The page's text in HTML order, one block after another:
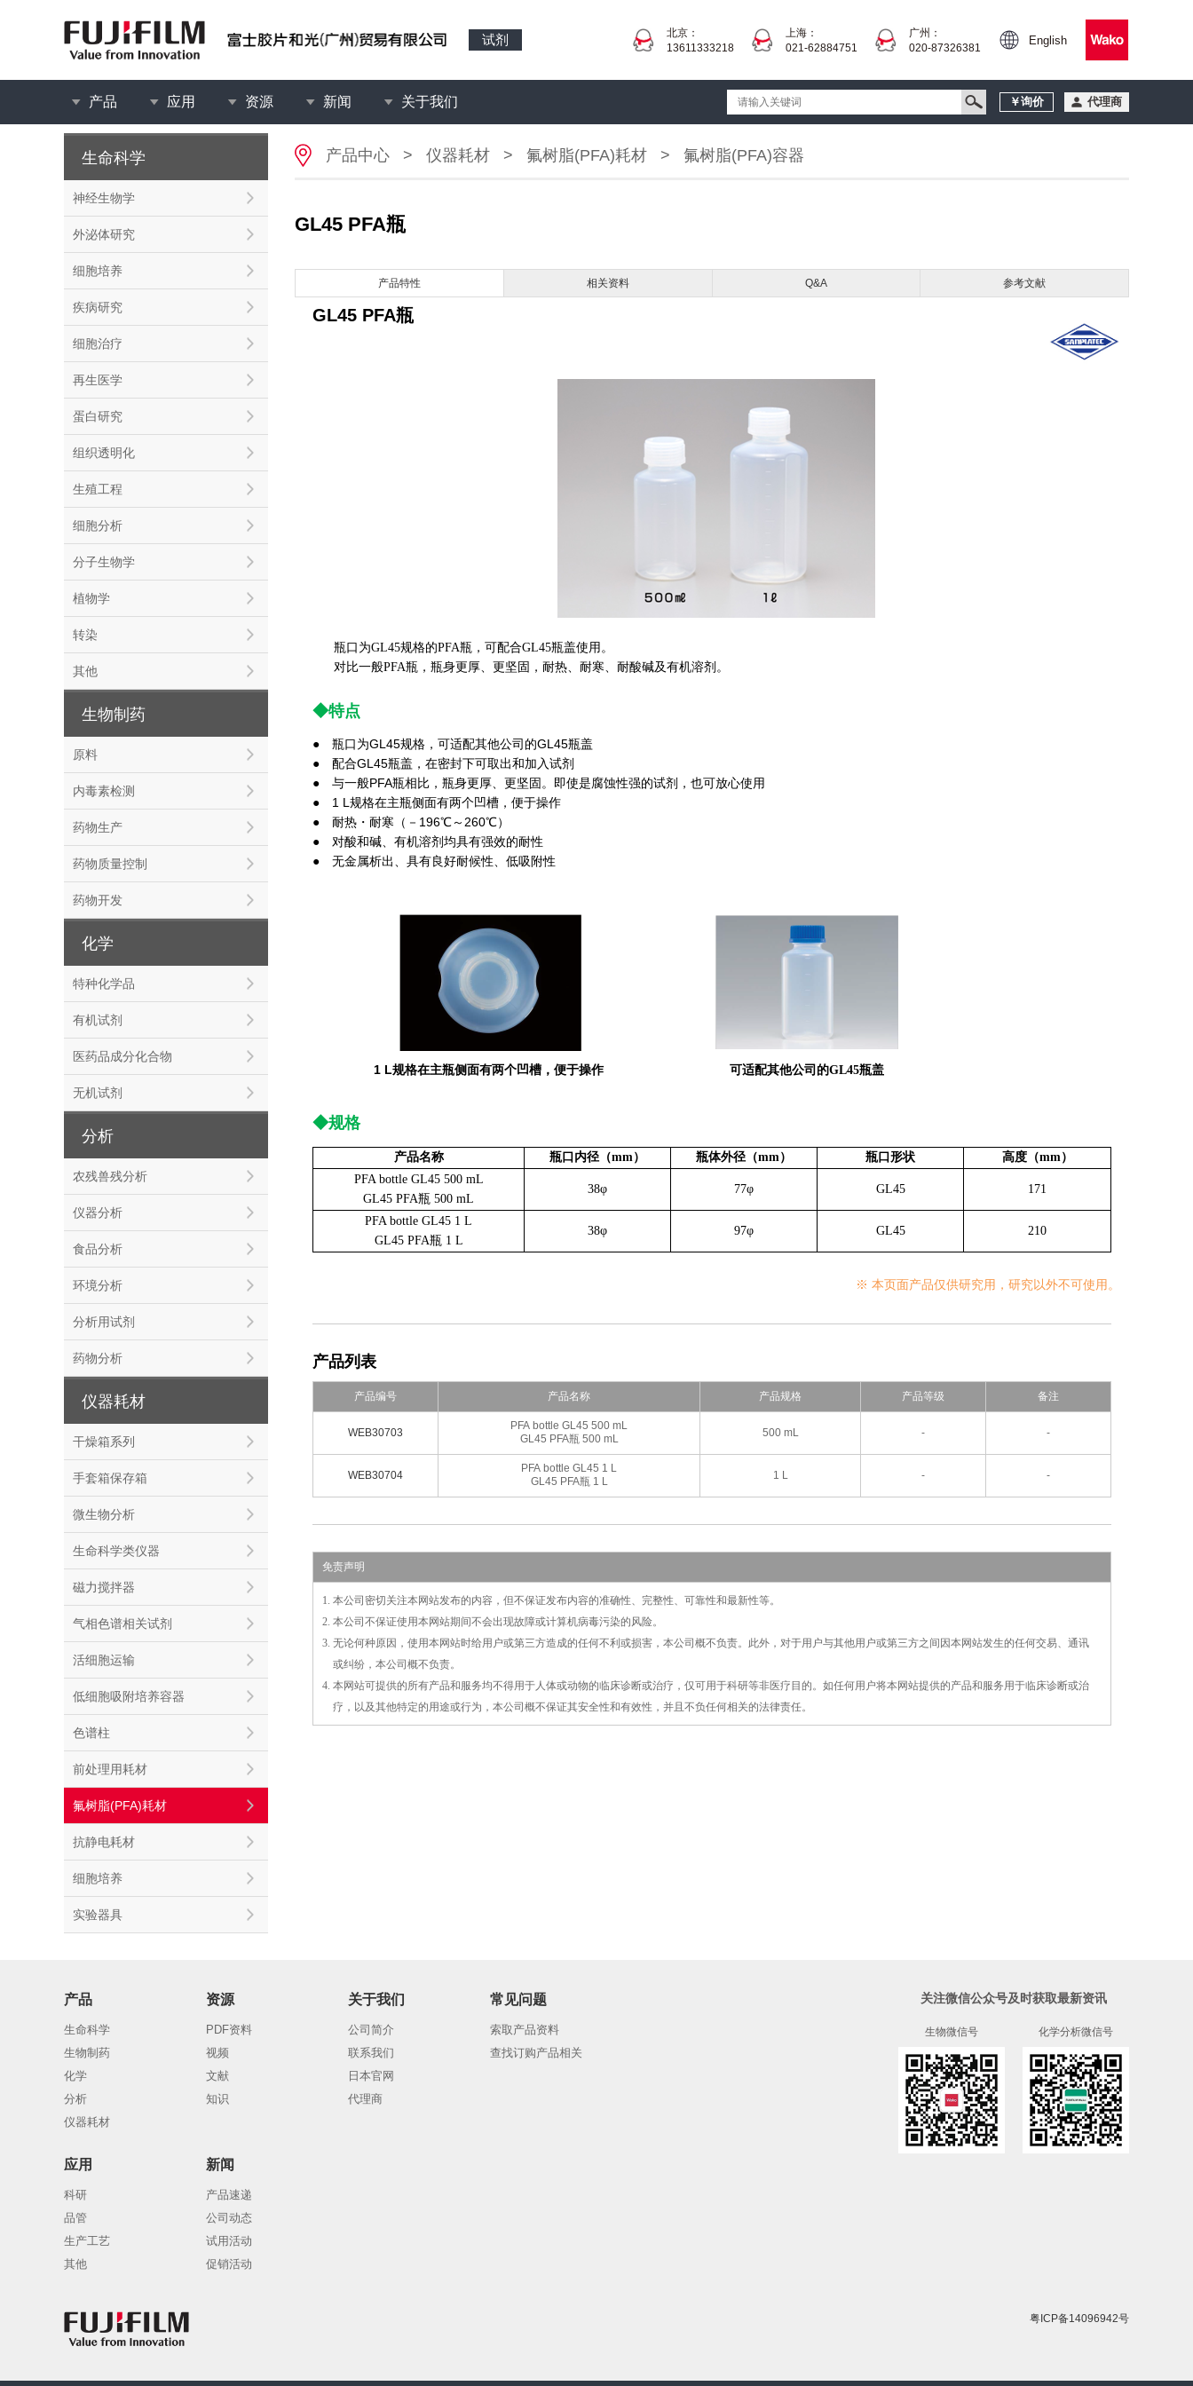
试剂
北京：
13611333218
上海：
021-62884751
广州：
020-87326381
English
产品 应用 资源 新闻 关于我们 ￥询价 代理商
生命科学
神经生物学
外泌体研究
细胞培养
疾病研究
细胞治疗
再生医学
蛋白研究
组织透明化
生殖工程
细胞分析
分子生物学
植物学
转染
其他
生物制药
原料
内毒素检测
药物生产
药物质量控制
药物开发
化学
特种化学品
有机试剂
医药品成分化合物
无机试剂
分析
农残兽残分析
仪器分析
食品分析
环境分析
分析用试剂
药物分析
仪器耗材
干燥箱系列
手套箱保存箱
微生物分析
生命科学类仪器
磁力搅拌器
气相色谱相关试剂
活细胞运输
低细胞吸附培养容器
色谱柱
前处理用耗材
氟树脂(PFA)耗材
抗静电耗材
细胞培养
实验器具
产品中心 > 仪器耗材 > 氟树脂(PFA)耗材 > 氟树脂(PFA)容器
GL45 PFA瓶
产品特性 相关资料 Q&A 参考文献
GL45 PFA瓶
瓶口为GL45规格的PFA瓶，可配合GL45瓶盖使用。
对比一般PFA瓶，瓶身更厚、更坚固，耐热、耐寒、耐酸碱及有机溶剂。
◆特点
● 瓶口为GL45规格，可适配其他公司的GL45瓶盖
● 配合GL45瓶盖，在密封下可取出和加入试剂
● 与一般PFA瓶相比，瓶身更厚、更坚固。即使是腐蚀性强的试剂，也可放心使用
● 1 L规格在主瓶侧面有两个凹槽，便于操作
● 耐热・耐寒（－196℃～260℃）
● 对酸和碱、有机溶剂均具有强效的耐性
● 无金属析出、具有良好耐候性、低吸附性
1 L规格在主瓶侧面有两个凹槽，便于操作 可适配其他公司的GL45瓶盖
◆规格
产品名称 瓶口内径（mm） 瓶体外径（mm） 瓶口形状
高度（mm）
PFA bottle GL45 500 mL
GL45 PFA瓶 500 mL
38φ 77φ GL45 171
PFA bottle GL45 1 L
GL45 PFA瓶 1 L
38φ 97φ GL45 210
※ 本页面产品仅供研究用，研究以外不可使用。
产品列表
产品编号 产品名称 产品规格 产品等级 备注
WEB30703
PFA bottle GL45 500 mL
GL45 PFA瓶 500 mL
500 mL - -
WEB30704
PFA bottle GL45 1 L
GL45 PFA瓶 1 L
1 L - -
免责声明
1. 本公司密切关注本网站发布的内容，但不保证发布内容的准确性、完整性、可靠性和最新性等。
2. 本公司不保证使用本网站期间不会出现故障或计算机病毒污染的风险。
3. 无论何种原因，使用本网站时给用户或第三方造成的任何不利或损害，本公司概不负责。此外，对于用户与其他用户或第三方之间因本网站发生的任何交易、通讯
或纠纷，本公司概不负责。
4. 本网站可提供的所有产品和服务均不得用于人体或动物的临床诊断或治疗，仅可用于科研等非医疗目的。如任何用户将本网站提供的产品和服务用于临床诊断或治
疗，以及其他特定的用途或行为，本公司概不保证其安全性和有效性，并且不负任何相关的法律责任。
产品
生命科学
生物制药
化学
分析
仪器耗材
资源
PDF资料
视频
文献
知识
关于我们
公司简介
联系我们
日本官网
代理商
常见问题
索取产品资料
查找订购产品相关
应用
科研
品管
生产工艺
其他
新闻
产品速递
公司动态
试用活动
促销活动
关注微信公众号及时获取最新资讯
生物微信号 化学分析微信号
粤ICP备14096942号